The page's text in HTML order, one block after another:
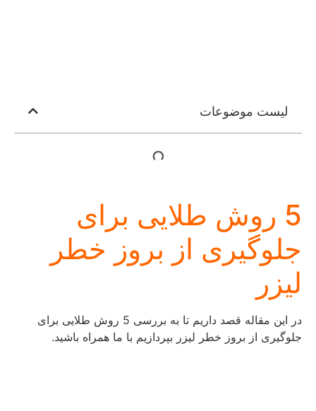
لیست موضوعات
5 روش طلایی برای
جلوگیری از بروز خطر
لیزر
در این مقاله قصد داریم تا به بررسی 5 روش طلایی برای
جلوگیری از بروز خطر لیزر بپردازیم با ما همراه باشید.